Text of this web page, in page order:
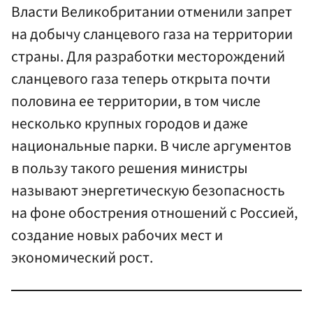
Власти Великобритании отменили запрет
на добычу сланцевого газа на территории
страны. Для разработки месторождений
сланцевого газа теперь открыта почти
половина ее территории, в том числе
несколько крупных городов и даже
национальные парки. В числе аргументов
в пользу такого решения министры
называют энергетическую безопасность
на фоне обострения отношений с Россией,
создание новых рабочих мест и
экономический рост.